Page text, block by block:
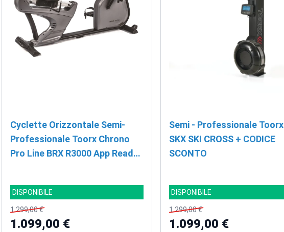
Cyclette Orizzontale Semi-
Professionale Toorx Chrono
Pro Line BRX R3000 App Ready
DISPONIBILE
1.299,00 €
1.099,00 €
Semi - Professionale Toorx
SKX SKI CROSS + CODICE
SCONTO
DISPONIBILE
1.299,00 €
1.099,00 €